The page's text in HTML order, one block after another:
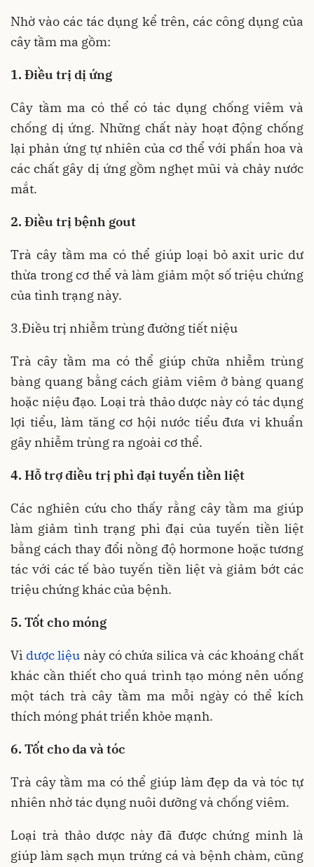
Nhờ vào các tác dụng kể trên, các công dụng của
cây tầm ma gồm:
1. Điều trị dị ứng
Cây tầm ma có thể có tác dụng chống viêm và
chống dị ứng. Những chất này hoạt động chống
lại phản ứng tự nhiên của cơ thể với phấn hoa và
các chất gây dị ứng gồm nghẹt mũi và chảy nước
mắt.
2. Điều trị bệnh gout
Trà cây tầm ma có thể giúp loại bỏ axit uric dư
thừa trong cơ thể và làm giảm một số triệu chứng
của tình trạng này.
3.Điều trị nhiễm trùng đường tiết niệu
Trà cây tầm ma có thể giúp chữa nhiễm trùng
bàng quang bằng cách giảm viêm ở bàng quang
hoặc niệu đạo. Loại trà thảo dược này có tác dụng
lợi tiểu, làm tăng cơ hội nước tiểu đưa vi khuẩn
gây nhiễm trùng ra ngoài cơ thể.
4. Hỗ trợ điều trị phì đại tuyến tiền liệt
Các nghiên cứu cho thấy rằng cây tầm ma giúp
làm giảm tình trạng phì đại của tuyến tiền liệt
bằng cách thay đổi nồng độ hormone hoặc tương
tác với các tế bào tuyến tiền liệt và giảm bớt các
triệu chứng khác của bệnh.
5. Tốt cho móng
Vì dược liệu này có chứa silica và các khoáng chất
khác cần thiết cho quá trình tạo móng nên uống
một tách trà cây tầm ma mỗi ngày có thể kích
thích móng phát triển khỏe mạnh.
6. Tốt cho da và tóc
Trà cây tầm ma có thể giúp làm đẹp da và tóc tự
nhiên nhờ tác dụng nuôi dưỡng và chống viêm.
Loại trà thảo dược này đã được chứng minh là
giúp làm sạch mụn trứng cá và bệnh chàm, cũng